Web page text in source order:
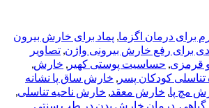
برای درمان اگزما پماد برای خارش بیرون
برای رفع خارش بیرونی واژن تصاویر
قرمزی حساسیت پوستی کهیر خارش
کودکان پسر
خارش ساق پا نشانه
مچ پا خارش معقد خارش ناحیه تناسلی
درمان خارش بدن در طب سنتی